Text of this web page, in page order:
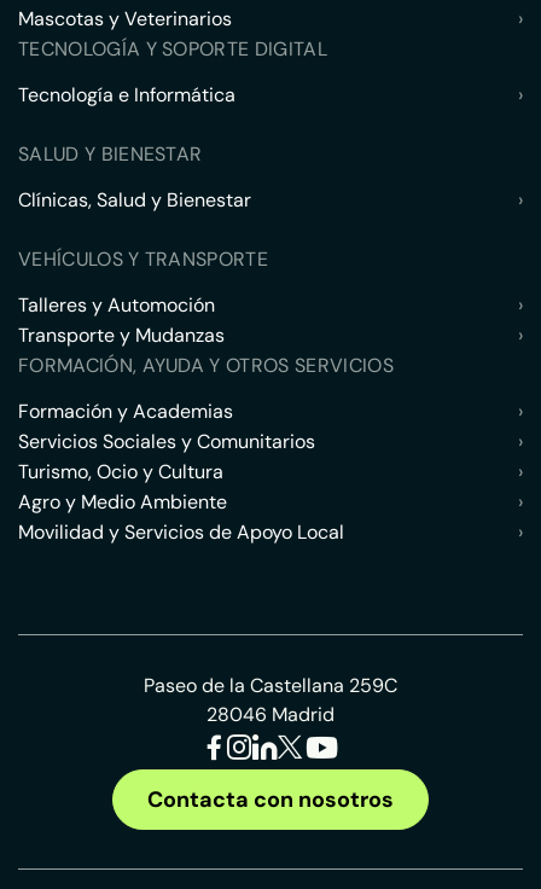
Mascotas y Veterinarios
›
TECNOLOGÍA Y SOPORTE DIGITAL
Tecnología e Informática
›
SALUD Y BIENESTAR
Clínicas, Salud y Bienestar
›
VEHÍCULOS Y TRANSPORTE
Talleres y Automoción
›
Transporte y Mudanzas
›
FORMACIÓN, AYUDA Y OTROS SERVICIOS
Formación y Academias
›
Servicios Sociales y Comunitarios
›
Turismo, Ocio y Cultura
›
Agro y Medio Ambiente
›
Movilidad y Servicios de Apoyo Local
›
Paseo de la Castellana 259C
28046 Madrid
Contacta con nosotros